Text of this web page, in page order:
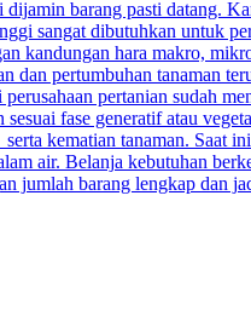
barang pasti datang.
sangat dibutuhkan untuk
kandungan hara makro,
dan pertumbuhan tanaman
pertanian sudah
fase generatif atau
kematian tanaman.
air. Belanja kebutuhan
jumlah barang lengkap